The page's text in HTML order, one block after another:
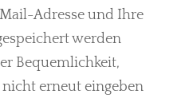
Adresse und Ihre
werden
Bequemlichkeit,
erneut eingeben